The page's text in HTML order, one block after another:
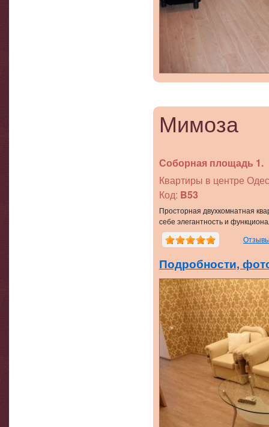
Мимоза
Соборная площадь 1.
Квартиры в центре
Код: B53
Просторная двухкомнатная
себе элегантность и
Подробности,